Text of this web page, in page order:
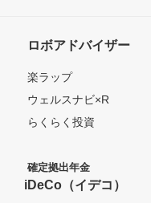
ロボアドバイザー
楽ラップ
ウェルスナビ×R
らくらく投資
確定拠出年金
iDeCo（イデコ）